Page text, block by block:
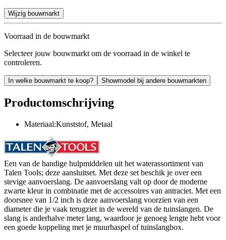
Wijzig bouwmarkt
Voorraad in de bouwmarkt
Selecteer jouw bouwmarkt om de voorraad in de winkel te
controleren.
In welke bouwmarkt te koop? Showmodel bij andere bouwmarkten
Productomschrijving
Materiaal:Kunststof, Metaal
Een van de handige hulpmiddelen uit het waterassortiment van
Talen Tools; deze aansluitset. Met deze set beschik je over een
stevige aanvoerslang. De aanvoerslang valt op door de moderne
zwarte kleur in combinatie met de accessoires van antraciet. Met een
doorsnee van 1/2 inch is deze aanvoerslang voorzien van een
diameter die je vaak terugziet in de wereld van de tuinslangen. De
slang is anderhalve meter lang, waardoor je genoeg lengte hebt voor
een goede koppeling met je muurhaspel of tuinslangbox.